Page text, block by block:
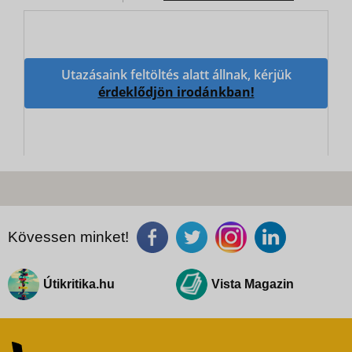
Utazásaink feltöltés alatt állnak, kérjük
érdeklődjön irodánkban!
Kövessen minket!
Útikritika.hu Vista Magazin